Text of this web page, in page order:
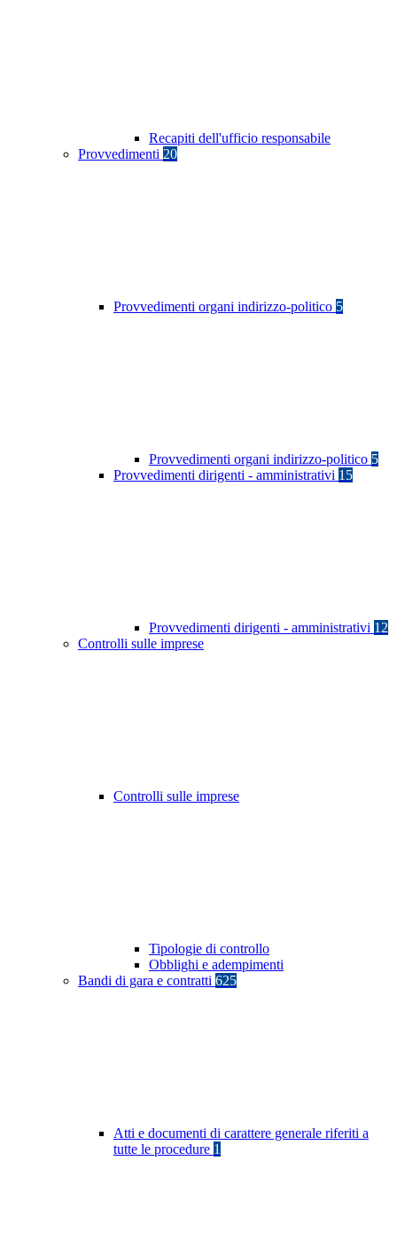
Recapiti dell'ufficio responsabile
Provvedimenti 20
Provvedimenti organi indirizzo-politico 5
Provvedimenti organi indirizzo-politico 5
Provvedimenti dirigenti - amministrativi 15
Provvedimenti dirigenti - amministrativi 12
Controlli sulle imprese
Controlli sulle imprese
Tipologie di controllo
Obblighi e adempimenti
Bandi di gara e contratti 625
Atti e documenti di carattere generale riferiti a
tutte le procedure 1